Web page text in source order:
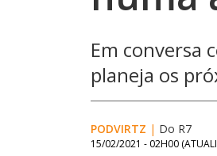
Em conversa
planeja os
PODVIRTZ | Do R7
15/02/2021 - 02H00